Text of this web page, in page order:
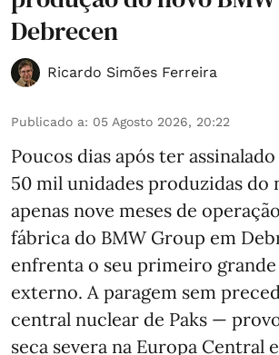
Debrecen
Ricardo Simões Ferreira
Publicado a: 05 Agosto 2026, 20:22
Poucos dias após ter
50 mil unidades produzidas do
apenas nove meses de
fábrica do BMW Group em
enfrenta o seu primeiro
externo. A paragem sem
central nuclear de Paks —
seca severa na Europa Central